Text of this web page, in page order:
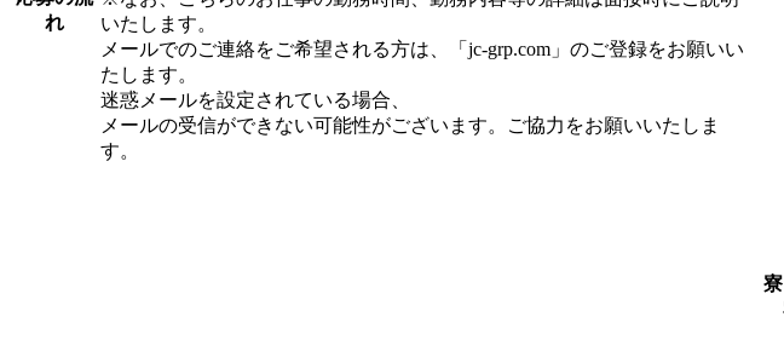
れ
いたします。
メールでのご連絡をご希望される方は、「jc-grp.com」のご登録をお願いい
たします。
迷惑メールを設定されている場合、
メールの受信ができない可能性がございます。ご協力をお願いいたしま
す。